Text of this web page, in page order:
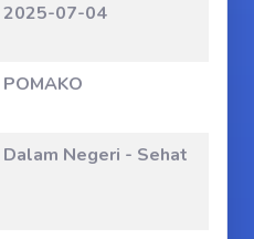
2025-07-04
POMAKO
Dalam Negeri - Sehat